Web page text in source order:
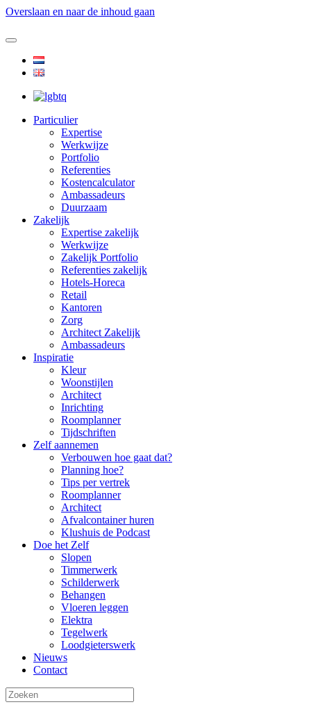
Overslaan en naar de inhoud gaan
Particulier
Expertise
Werkwijze
Portfolio
Referenties
Kostencalculator
Ambassadeurs
Duurzaam
Zakelijk
Expertise zakelijk
Werkwijze
Zakelijk Portfolio
Referenties zakelijk
Hotels-Horeca
Retail
Kantoren
Zorg
Architect Zakelijk
Ambassadeurs
Inspiratie
Kleur
Woonstijlen
Architect
Inrichting
Roomplanner
Tijdschriften
Zelf aannemen
Verbouwen hoe gaat dat?
Planning hoe?
Tips per vertrek
Roomplanner
Architect
Afvalcontainer huren
Klushuis de Podcast
Doe het Zelf
Slopen
Timmerwerk
Schilderwerk
Behangen
Vloeren leggen
Elektra
Tegelwerk
Loodgieterswerk
Nieuws
Contact